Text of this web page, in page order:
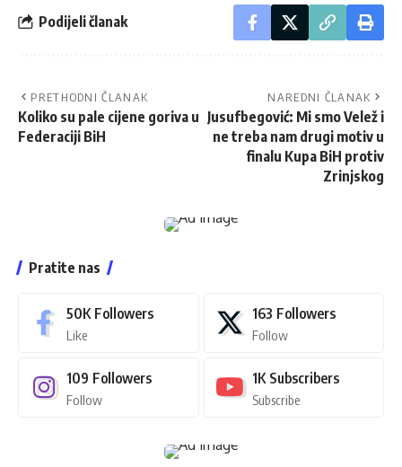
Podijeli članak
PRETHODNI ČLANAK
Koliko su pale cijene goriva u
Federaciji BiH
NAREDNI ČLANAK
Jusufbegović: Mi smo Velež i
ne treba nam drugi motiv u
finalu Kupa BiH protiv
Zrinjskog
Pratite nas
50K Followers
Like
163 Followers
Follow
109 Followers
Follow
1K Subscribers
Subscribe